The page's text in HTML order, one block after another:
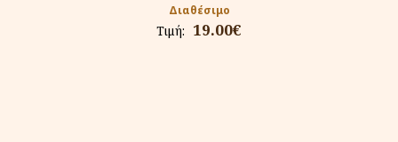
Διαθέσιμο
Τιμή: 19.00€